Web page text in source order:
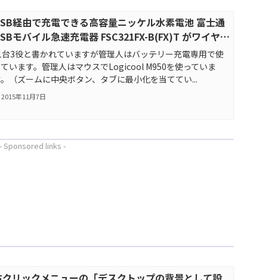
経由で充電できる高容量ニッケル水素電池 富士通
モバイル急速充電器 FSC321FX-B(FX)T がワイヤレ
ウスの電池交換に便利
3役と書かれていますが管理人はバッテリー充電専用で使
います。管理人はマウスでLogicool M950を使っていま
（ズームに中央ボタン、タブに最小化を当ててい...
2015年11月7日
Sponsored links -